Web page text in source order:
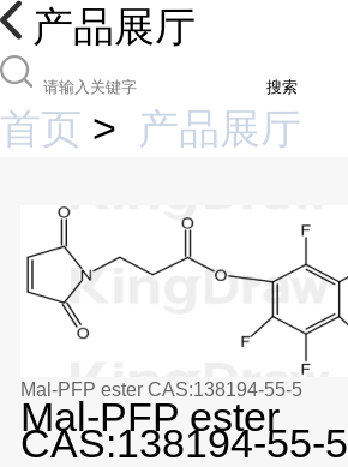
产品展厅
搜索
首页 > 产品展厅
Mal-PFP ester CAS:138194-55-5
Mal-PFP ester
CAS:138194-55-5